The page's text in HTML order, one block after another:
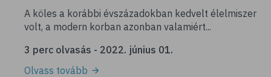
A köles a korábbi évszázadokban kedvelt élelmiszer
volt, a modern korban azonban valamiért...
3 perc olvasás - 2022. június 01.
Olvass tovább